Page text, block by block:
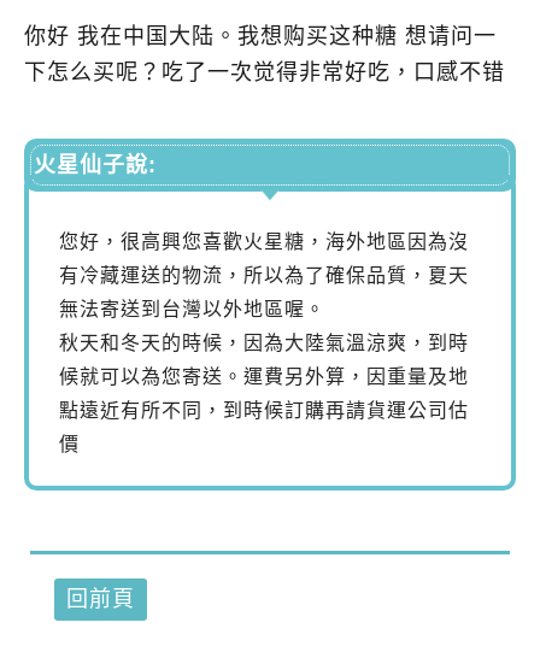
你好 我在中国大陆。我想购买这种糖 想请问一
下怎么买呢？吃了一次觉得非常好吃，口感不错
火星仙子說:
您好，很高興您喜歡火星糖，海外地區因為沒
有冷藏運送的物流，所以為了確保品質，夏天
無法寄送到台灣以外地區喔。
秋天和冬天的時候，因為大陸氣溫涼爽，到時
候就可以為您寄送。運費另外算，因重量及地
點遠近有所不同，到時候訂購再請貨運公司估
價
回前頁